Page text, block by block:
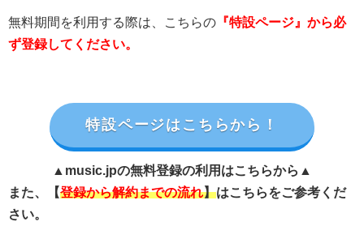
無料期間を利用する際は、こちらの 『特設ページ』から必
ず登録してください。
特設ページはこちらから！
▲music.jpの無料登録の利用はこちらから▲
また、【登録から解約までの流れ】はこちらをご参考くだ
さい。